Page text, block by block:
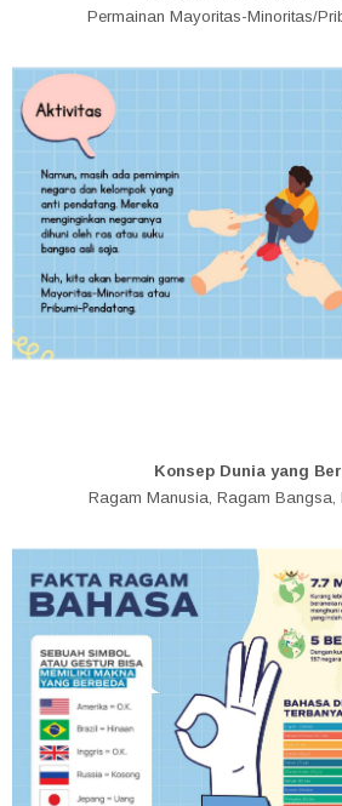
Permainan Mayoritas-Minoritas/
Konsep Dunia yang
Ragam Manusia, Ragam